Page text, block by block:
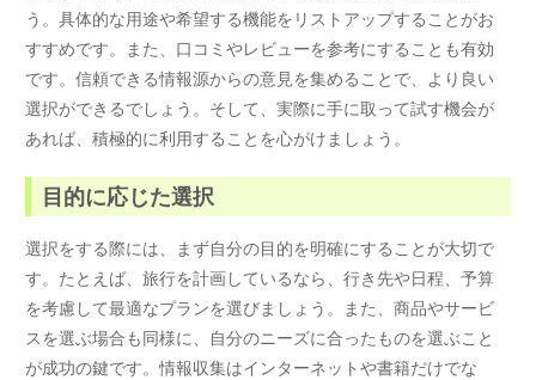
う。具体的な用途や希望する機能をリストアップすることがお
すすめです。また、口コミやレビューを参考にすることも有効
です。信頼できる情報源からの意見を集めることで、より良い
選択ができるでしょう。そして、実際に手に取って試す機会が
あれば、積極的に利用することを心がけましょう。
目的に応じた選択
選択をする際には、まず自分の目的を明確にすることが大切で
す。たとえば、旅行を計画しているなら、行き先や日程、予算
を考慮して最適なプランを選びましょう。また、商品やサービ
スを選ぶ場合も同様に、自分のニーズに合ったものを選ぶこと
が成功の鍵です。情報収集はインターネットや書籍だけでな